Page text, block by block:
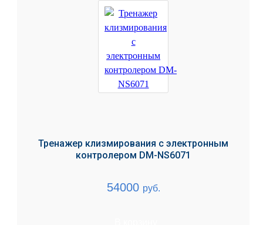
Тренажер клизмирования с электронным
контролером DM-NS6071
54000 руб.